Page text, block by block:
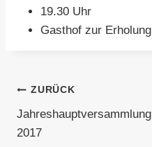
19.30 Uhr
Gasthof zur Erholung
Beitragsnavigation
ZURÜCK
Jahreshauptversammlung
2017